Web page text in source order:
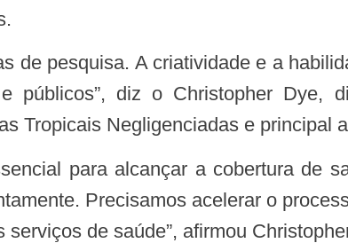
públicos”, diz o Christopher Dye,
Tropicais Negligenciadas e principal
Precisamos acelerar o
de saúde”, afirmou